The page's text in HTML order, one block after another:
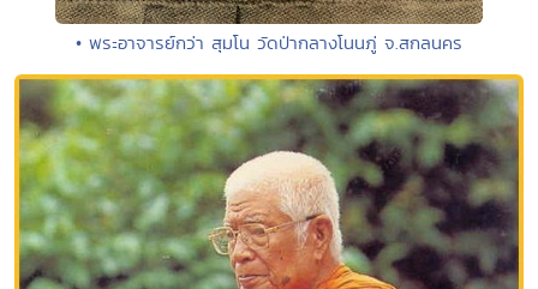
• พระอาจารย์กว่า สุมโน วัดป่ากลางโนนภู่ จ.สกลนคร